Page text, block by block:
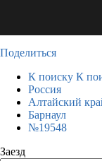
Поделиться
К поиску К
Россия
Алтайский
Барнаул
№19548
Заезд